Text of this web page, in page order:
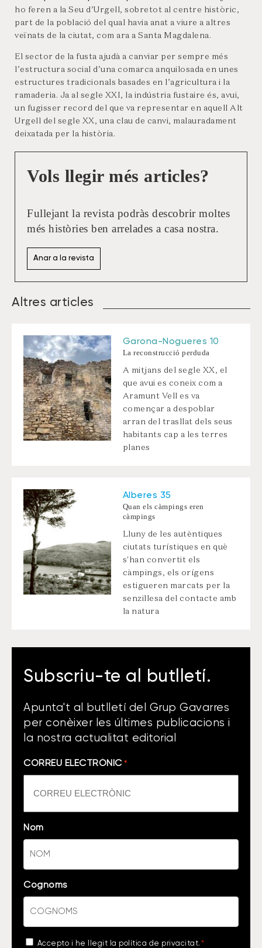
ho feren a la Seu d’Urgell, sobretot al centre històric,
part de la població del qual havia anat a viure a altres
veïnats de la ciutat, com ara a Santa Magdalena.
El sector de la fusta ajudà a canviar per sempre més
l’estructura social d’una comarca anquilosada en unes
estructures tradicionals basades en l’agricultura i la
ramaderia. Ja al segle XXI, la indústria fustaire és, avui,
un fugisser record del que va representar en aquell Alt
Urgell del segle XX, una clau de canvi, malauradament
deixatada per la història.
Vols llegir més articles?
Fullejant la revista podràs descobrir moltes
més històries ben arrelades a casa nostra.
Anar a la revista
Altres articles
Garona-Nogueres 10
La reconstrucció perduda
A mitjans del segle XX, el
que avui es coneix com a
Aramunt Vell es va
començar a despoblar
arran del trasllat dels seus
habitants cap a les terres
planes
Alberes 35
Quan els càmpings eren
càmpings
Lluny de les autèntiques
ciutats turístiques en què
s'han convertit els
càmpings, els orígens
estigueren marcats per la
senzillesa del contacte amb
la natura
Subscriu-te al butlletí.
Apunta't al butlletí del Grup Gavarres
per conèixer les últimes publicacions i
la nostra actualitat editorial
CORREU ELECTRÒNIC *
Nom
Cognoms
Acceptance
Accepto i he llegit la política de privacitat. *